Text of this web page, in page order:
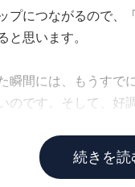
につながるので、
思います。
瞬間には、もうす
のです。そして、好
続きを読